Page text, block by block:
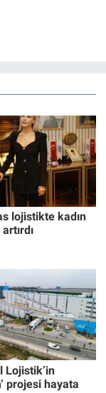
lojistikte kadın
Lojistik’in
projesi hayata